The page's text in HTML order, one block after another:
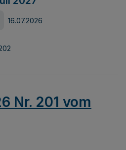
16.07.2026
Nr. 201 vom